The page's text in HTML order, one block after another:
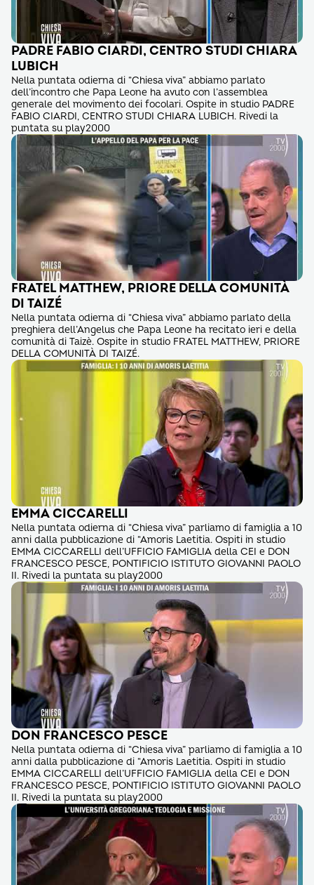
PADRE FABIO CIARDI, CENTRO STUDI CHIARA
LUBICH
Nella puntata odierna di “Chiesa viva” abbiamo parlato
dell’incontro che Papa Leone ha avuto con l’assemblea
generale del movimento dei focolari. Ospite in studio PADRE
FABIO CIARDI, CENTRO STUDI CHIARA LUBICH. Rivedi la
puntata su play2000
FRATEL MATTHEW, PRIORE DELLA COMUNITÀ
DI TAIZÉ
Nella puntata odierna di “Chiesa viva” abbiamo parlato della
preghiera dell’Angelus che Papa Leone ha recitato ieri e della
comunità di Taizè. Ospite in studio FRATEL MATTHEW, PRIORE
DELLA COMUNITÀ DI TAIZÉ.
EMMA CICCARELLI
Nella puntata odierna di “Chiesa viva” parliamo di famiglia a 10
anni dalla pubblicazione di “Amoris Laetitia. Ospiti in studio
EMMA CICCARELLI dell’UFFICIO FAMIGLIA della CEI e DON
FRANCESCO PESCE, PONTIFICIO ISTITUTO GIOVANNI PAOLO
II. Rivedi la puntata su play2000
DON FRANCESCO PESCE
Nella puntata odierna di “Chiesa viva” parliamo di famiglia a 10
anni dalla pubblicazione di “Amoris Laetitia. Ospiti in studio
EMMA CICCARELLI dell’UFFICIO FAMIGLIA della CEI e DON
FRANCESCO PESCE, PONTIFICIO ISTITUTO GIOVANNI PAOLO
II. Rivedi la puntata su play2000